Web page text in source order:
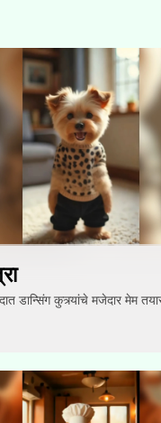
डान्सिंग कुत्र्यांचे मजेदार मेम